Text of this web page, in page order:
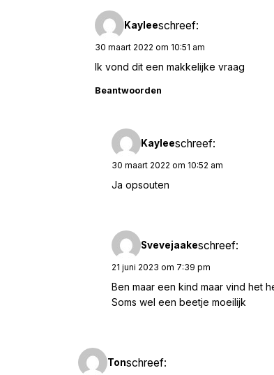
Kayleeschreef:
30 maart 2022 om 10:51 am
Ik vond dit een makkelijke vraag
Beantwoorden
Kayleeschreef:
30 maart 2022 om 10:52 am
Ja opsouten
Svevejaakeschreef:
21 juni 2023 om 7:39 pm
Ben maar een kind maar vind het
Soms wel een beetje moeilijk
Tonschreef: